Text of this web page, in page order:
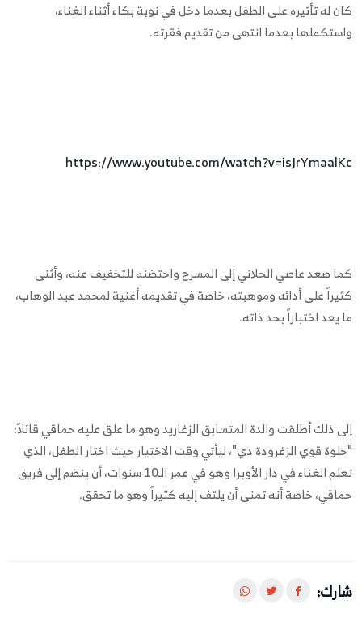
كان له تأثيره على الطفل بعدما دخل في نوبة بكاء أثناء الغناء،
واستكملها بعدما انتهى من تقديم فقرته.
https://www.youtube.com/watch?v=isJrYmaalKc
كما صعد عاصي الحلاني إلى المسرح واحتضنه للتخفيف عنه، وأثنى
كثيراً على أدائه وموهبته، خاصة في تقديمه أغنية لمحمد عبد الوهاب،
ما يعد اختباراً بحد ذاته.
إلى ذلك أطلقت والدة المتسابق الزغاريد وهو ما علق عليه حماقي قائلاً:
"حلوة قوي الزغرودة دي"، ليأتي وقت الاختيار حيث اختار الطفل، الذي
تعلم الغناء في دار الأوبرا وهو في عمر الـ10 سنوات، أن ينضم إلى فريق
حماقي، خاصة أنه تمنى أن يلتف إليه كثيراً وهو ما تحقق.
شارك: